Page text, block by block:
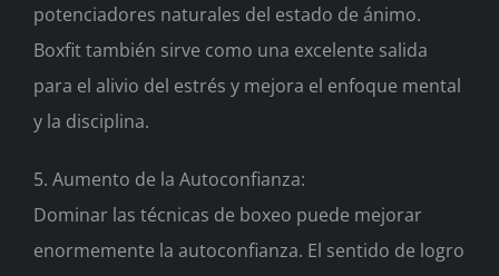
potenciadores naturales del estado de ánimo.
Boxfit también sirve como una excelente salida
para el alivio del estrés y mejora el enfoque mental
y la disciplina.
5. Aumento de la Autoconfianza:
Dominar las técnicas de boxeo puede mejorar
enormemente la autoconfianza. El sentido de logro